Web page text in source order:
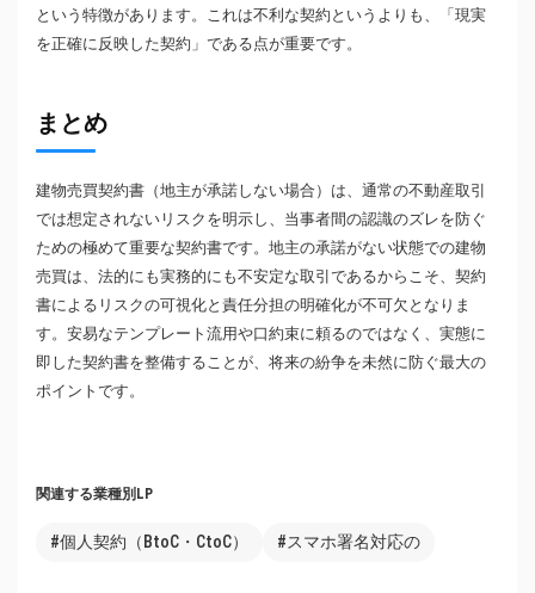
という特徴があります。これは不利な契約というよりも、「現実
を正確に反映した契約」である点が重要です。
まとめ
建物売買契約書（地主が承諾しない場合）は、通常の不動産取引
では想定されないリスクを明示し、当事者間の認識のズレを防ぐ
ための極めて重要な契約書です。地主の承諾がない状態での建物
売買は、法的にも実務的にも不安定な取引であるからこそ、契約
書によるリスクの可視化と責任分担の明確化が不可欠となりま
す。安易なテンプレート流用や口約束に頼るのではなく、実態に
即した契約書を整備することが、将来の紛争を未然に防ぐ最大の
ポイントです。
関連する業種別LP
#個人契約（BtoC・CtoC） #スマホ署名対応の